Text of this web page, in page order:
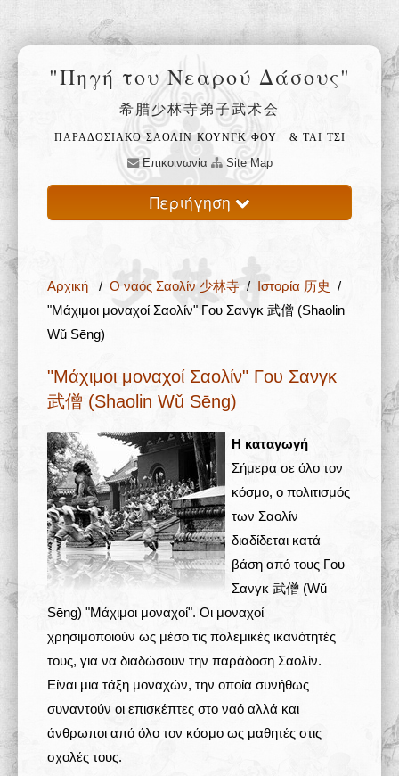
"Πηγή του Νεαρού Δάσους"
希腊少林寺弟子武术会
ΠΑΡΑΔΟΣΙΑΚΟ ΣΑΟΛΙΝ ΚΟΥΝΓΚ ΦΟΥ & ΤΑΙ ΤΣΙ
Επικοινωνία Site Map
Περιήγηση
Ο ναός Σαολίν 少林寺
Φιλοσοφία 禅
Εκπαίδευση 武
Σχολές 学校
Άρθρα
Πολυμέσα
Δραστηριότητες
Αρχική / Ο ναός Σαολίν 少林寺 / Ιστορία 历史 /
"Μάχιμοι μοναχοί Σαολίν" Γου Σανγκ 武僧 (Shaolin
Wǔ Sēng)
"Μάχιμοι μοναχοί Σαολίν" Γου Σανγκ
武僧 (Shaolin Wǔ Sēng)
Η καταγωγή
Σήμερα σε όλο τον
κόσμο, ο πολιτισμός
των Σαολίν
διαδίδεται κατά
βάση από τους Γου
Σανγκ 武僧 (Wǔ
Sēng) "Μάχιμοι μοναχοί". Οι μοναχοί
χρησιμοποιούν ως μέσο τις πολεμικές ικανότητές
τους, για να διαδώσουν την παράδοση Σαολίν.
Είναι μια τάξη μοναχών, την οποία συνήθως
συναντούν οι επισκέπτες στο ναό αλλά και
άνθρωποι από όλο τον κόσμο ως μαθητές στις
σχολές τους.